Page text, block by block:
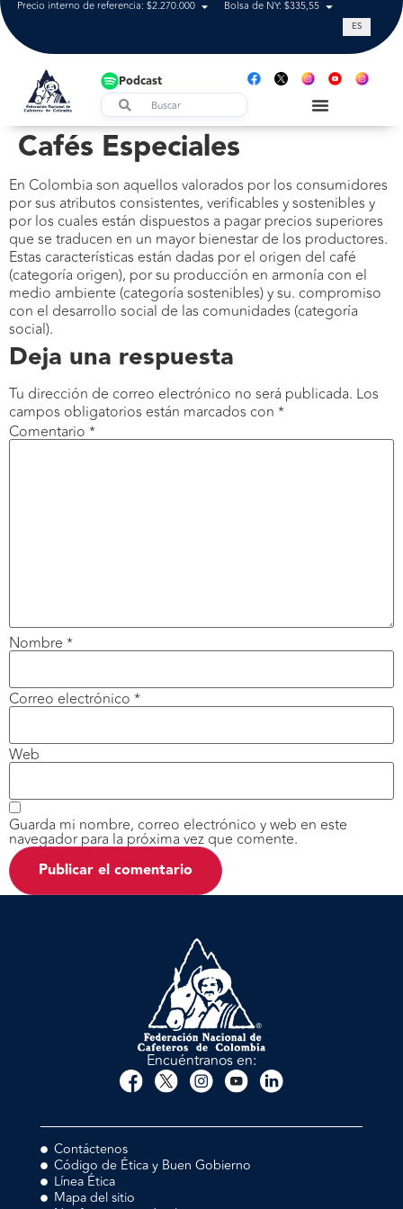
Precio interno de referencia: $2.270.000 Bolsa de NY: $335,55 Tasa de
ES
Podcast
Cafés Especiales
En Colombia son aquellos valorados por los consumidores
por sus atributos consistentes, verificables y sostenibles y
por los cuales están dispuestos a pagar precios superiores
que se traducen en un mayor bienestar de los productores.
Estas características están dadas por el origen del café
(categoría origen), por su producción en armonía con el
medio ambiente (categoría sostenibles) y su. compromiso
con el desarrollo social de las comunidades (categoría
social).
Deja una respuesta
Tu dirección de correo electrónico no será publicada. Los
campos obligatorios están marcados con *
Comentario *
Nombre *
Correo electrónico *
Web
Guarda mi nombre, correo electrónico y web en este
navegador para la próxima vez que comente.
Encuéntranos en:
Contáctenos
Código de Ética y Buen Gobierno
Línea Ética
Mapa del sitio